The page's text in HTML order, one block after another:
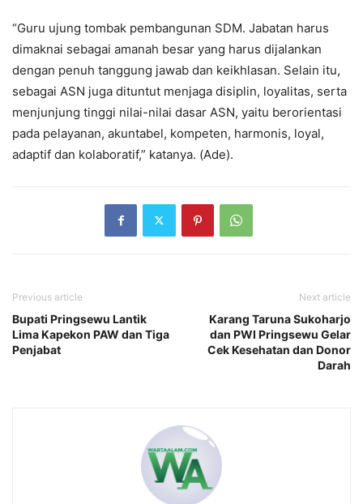
“Guru ujung tombak pembangunan SDM. Jabatan harus
dimaknai sebagai amanah besar yang harus dijalankan
dengan penuh tanggung jawab dan keikhlasan. Selain itu,
sebagai ASN juga dituntut menjaga disiplin, loyalitas, serta
menjunjung tinggi nilai-nilai dasar ASN, yaitu berorientasi
pada pelayanan, akuntabel, kompeten, harmonis, loyal,
adaptif dan kolaboratif,” katanya. (Ade).
Previous article
Bupati Pringsewu Lantik
Lima Kapekon PAW dan Tiga
Penjabat
Next article
Karang Taruna Sukoharjo
dan PWI Pringsewu Gelar
Cek Kesehatan dan Donor
Darah